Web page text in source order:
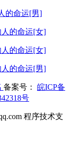
的命运[男]
人的命运[女]
人的命运[女]
人的命运[男]
备案号： 皖ICP备
号
程序技术支